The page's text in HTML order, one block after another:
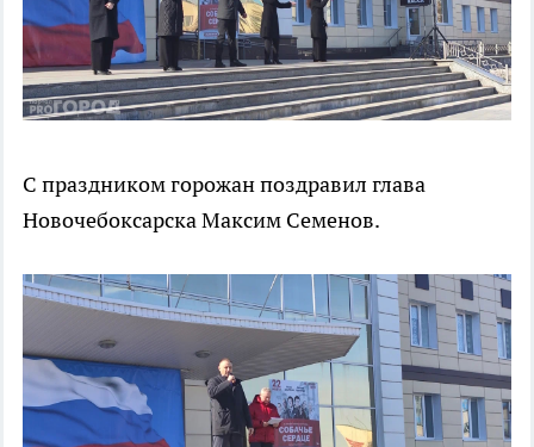
С праздником горожан поздравил глава
Новочебоксарска Максим Семенов.